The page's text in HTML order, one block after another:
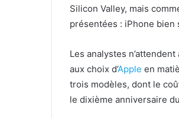
Silicon Valley, mais
présentées : iPhone bien
Les analystes
aux choix d’Apple en
trois modèles, dont le
le dixième anniversaire